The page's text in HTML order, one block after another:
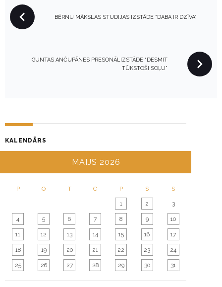
P
O
A
T
I
BĒRNU MĀKSLAS STUDIJAS IZSTĀDE “DABA IR DZĪVA”
GUNTAS ANČUPĀNES PRESONĀLIZSTĀDE “DESMIT
TŪKSTOŠI SOĻU”
KALENDĀRS
MAIJS 2026
P O T C P S S
1 2 3
4 5 6 7 8 9 10
11 12 13 14 15 16 17
18 19 20 21 22 23 24
25 26 27 28 29 30 31